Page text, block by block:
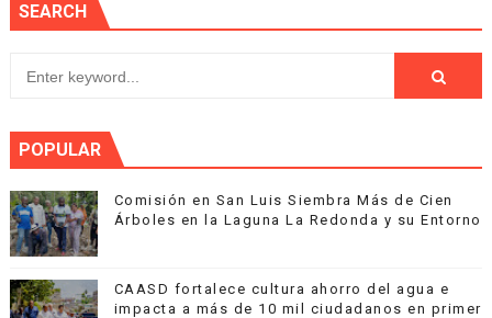
SEARCH
POPULAR
Comisión en San Luis Siembra Más de Cien
Árboles en la Laguna La Redonda y su Entorno
CAASD fortalece cultura ahorro del agua e
impacta a más de 10 mil ciudadanos en primer